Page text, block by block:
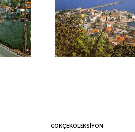
GÖKÇEKOLEKSIYON